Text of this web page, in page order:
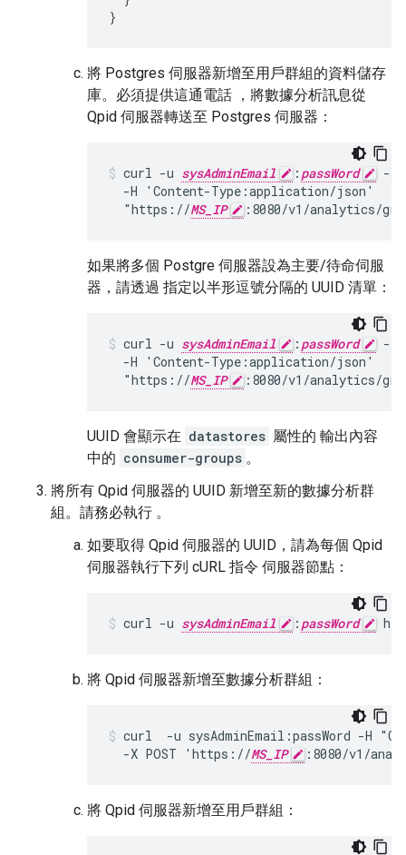
}
將 Postgres 伺服器新增至用戶群組的資料儲存
庫。必須提供這通電話 ，將數據分析訊息從
Qpid 伺服器轉送至 Postgres 伺服器：
curl -u sysAdminEmail : passWord
-X
  -H 'Content-Type:application/json'
  "https://
MS_IP :8080/v1/analytics/
如果將多個 Postgre 伺服器設為主要/待命伺服
器，請透過 指定以半形逗號分隔的 UUID 清單：
curl -u sysAdminEmail : passWord
-X
  -H 'Content-Type:application/json'
  "https://
MS_IP :8080/v1/analytics/
UUID 會顯示在 datastores 屬性的 輸出內容
中的 consumer-groups 。
將所有 Qpid 伺服器的 UUID 新增至新的數據分析群
組。請務必執行 。
如要取得 Qpid 伺服器的 UUID，請為每個 Qpid
伺服器執行下列 cURL 指令 伺服器節點：
curl -u sysAdminEmail : passWord
將 Qpid 伺服器新增至數據分析群組：
curl  -u sysAdminEmail:passWord -H
  -X POST 'https://
MS_IP :8080/v1/
將 Qpid 伺服器新增至用戶群組：